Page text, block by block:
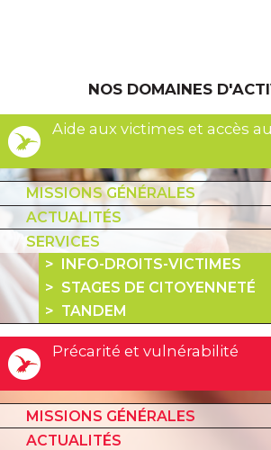
NOS DOMAINES
Aide aux victimes et accès
MISSIONS GÉNÉRALES
ACTUALITÉS
SERVICES
INFO-DROITS-VICTIMES
STAGES DE CITOYENNETÉ
TANDEM
Précarité et vulnérabilité
MISSIONS GÉNÉRALES
ACTUALITÉS